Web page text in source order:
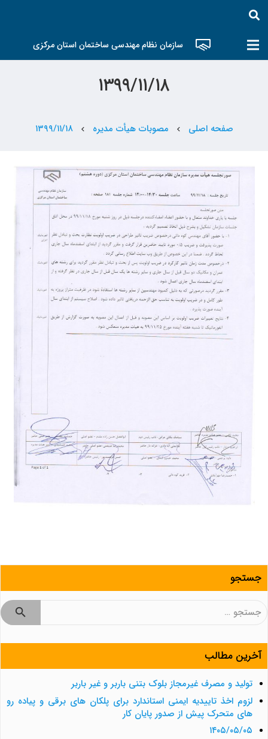
سازمان نظام مهندسی ساختمان استان مرکزی
۱۳۹۹/۱۱/۱۸
صفحه اصلی chevron_left مصوبات هیأت مدیره chevron_left ۱۳۹۹/۱۱/۱۸
جستجو
جستجو
آخرین مطالب
تولید و مصرف غیرمجاز بلوک بتنی باربر و غیر باربر
لزوم اخذ تاییدیه ایمنی استاندارد برای پلکان های برقی و پیاده رو
های متحرک پیش از صدور پایان کار
۱۴۰۵/۰۵/۰۵